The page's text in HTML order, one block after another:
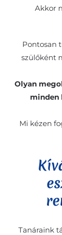
Akkor
Pontosan
szülőként
Olyan
minden
Mi kézen
Tanáraink